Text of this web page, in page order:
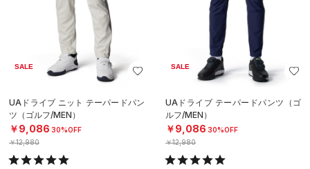
SALE
UAドライブ ニット テーパードパン
ツ（ゴルフ/MEN）
￥9,086 30%OFF
￥12,980
SALE
UAドライブ テーパードパンツ（ゴ
ルフ/MEN）
￥9,086 30%OFF
￥12,980